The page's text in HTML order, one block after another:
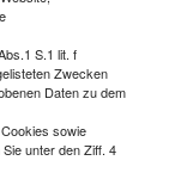
S.1 lit. f
Zwecken
Daten zu dem
sowie
unter den Ziff. 4